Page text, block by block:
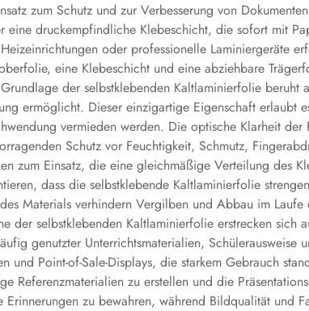
zum Schutz und zur Verbesserung von
druckempfindliche Klebeschicht, die sofort mit
oder professionelle Laminiergeräte
eine Klebeschicht und eine abziehbare
der selbstklebenden Kaltlaminierfolie
ermöglicht. Dieser einzigartige Eigenschaft erlaubt
vermieden werden. Die optische Klarheit
Schutz vor Feuchtigkeit, Schmutz,
zum Einsatz, die eine gleichmäßige Verteilung des
dass die selbstklebende Kaltlaminierfolie
Materials verhindern Vergilben und Abbau im
der selbstklebenden Kaltlaminierfolie erstrecken sich
genutzter Unterrichtsmaterialien, Schülerausweise
Point-of-Sale-Displays, die starkem Gebrauch
Referenzmaterialien zu erstellen und die
zu bewahren, während Bildqualität und